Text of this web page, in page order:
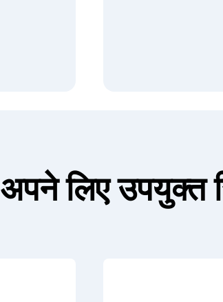
अपने लिए उपयुक्त